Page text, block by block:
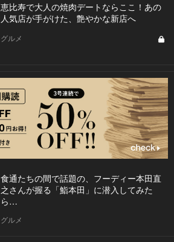
恵比寿で大人の焼肉デートならここ！あの
人気店が手がけた、艶やかな新店へ
グルメ
食通たちの間で話題の、フーディー本田直
之さんが握る「鮨本田」に潜入してみた
ら…
グルメ